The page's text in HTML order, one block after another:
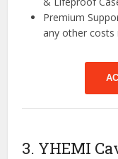
Premium
any other costs
3. YHEMI